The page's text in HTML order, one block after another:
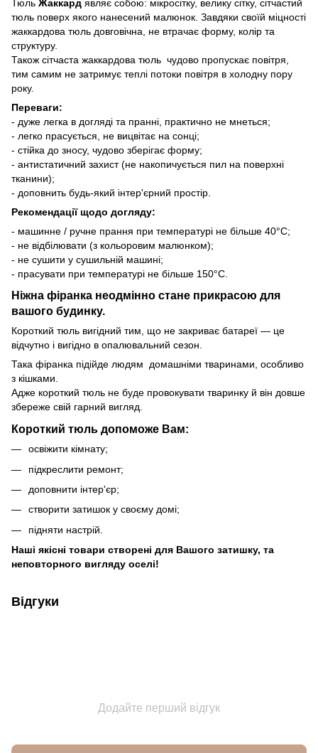
Тюль Жаккард являє собою: мікросітку, велику сітку, сітчастий
тюль поверх якого нанесений малюнок. Завдяки своїй міцності
жаккардова тюль довговічна, не втрачає форму, колір та
структуру.
Також сітчаста жаккардова тюль чудово пропускає повітря,
тим самим не затримує теплі потоки повітря в холодну пору
року.
Переваги:
- дуже легка в догляді та пранні, практично не мнеться;
- легко прасується, не вицвітає на сонці;
- стійка до зносу, чудово зберігає форму;
- антистатичний захист (не накопичується пил на поверхні
тканини);
- доповнить будь-який інтер'єрний простір.
Рекомендації щодо догляду:
- машинне / ручне прання при температурі не більше 40°C;
- не відбілювати (з кольоровим малюнком);
- не сушити у сушильній машині;
- прасувати при температурі не більше 150°C.
Ніжна фіранка неодмінно стане прикрасою для
вашого будинку.
Короткий тюль вигідний тим, що не закриває батареї — це
відчутно і вигідно в опалювальний сезон.
Така фіранка підійде людям домашніми тваринами, особливо
з кішками.
Адже короткий тюль не буде провокувати тваринку й він довше
збереже свій гарний вигляд.
Короткий тюль допоможе Вам:
освіжити кімнату;
підкреслити ремонт;
доповнити інтер'єр;
створити затишок у своєму домі;
підняти настрій.
Наші якісні товари створені для Вашого затишку, та
неповторного вигляду оселі!
Відгуки
Додайте перший відгук